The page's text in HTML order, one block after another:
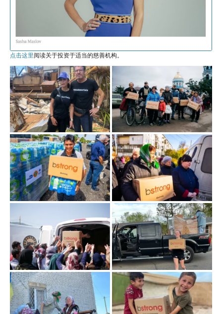
点击这里阅读关于投资于适当的慈善机构。